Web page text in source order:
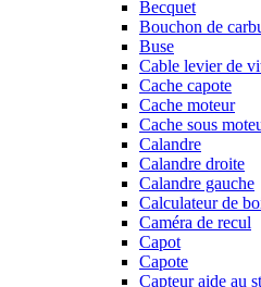
Becquet
Bouchon de
Buse
Cable levier de
Cache capote
Cache moteur
Cache sous
Calandre
Calandre droite
Calandre gauche
Calculateur de
Caméra de recul
Capot
Capote
Capteur aide au